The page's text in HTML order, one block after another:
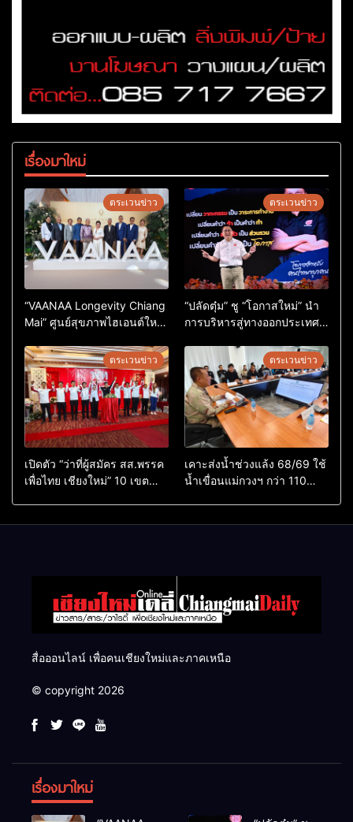
เรื่องมาใหม่
ตระเวนข่าว
“VAANAA Longevity Chiang
Mai” ศูนย์สุขภาพไฮเอนต์ใหญ่
ตระเวนข่าว
“ปลัดตุ๋ม” ชู “โอกาสใหม่” นำ
การบริหารสู่ทางออกประเทศ
ตระเวนข่าว
เปิดตัว “ว่าที่ผู้สมัคร สส.พรรค
เพื่อไทย เชียงใหม่” 10 เขต
ตระเวนข่าว
เคาะส่งน้ำช่วงแล้ง 68/69 ใช้
น้ำเขื่อนแม่กวงฯ กว่า 110
สื่อออนไลน์ เพื่อคนเชียงใหม่และภาคเหนือ
© copyright 2026
เรื่องมาใหม่